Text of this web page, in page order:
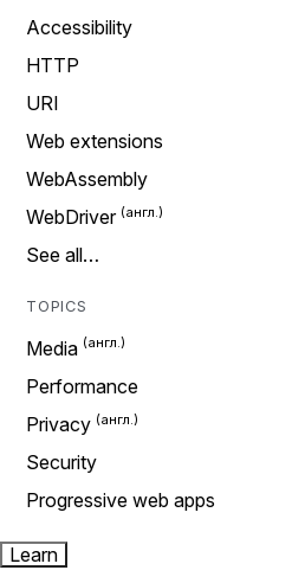
Accessibility
HTTP
URI
Web extensions
WebAssembly
WebDriver
See all…
TOPICS
Media
Performance
Privacy
Security
Progressive web apps
Learn